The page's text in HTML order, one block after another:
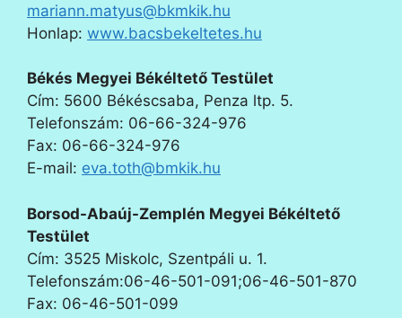
mariann.matyus@bkmkik.hu
Honlap: www.bacsbekeltetes.hu
Békés Megyei Békéltető Testület
Cím: 5600 Békéscsaba, Penza ltp. 5.
Telefonszám: 06-66-324-976
Fax: 06-66-324-976
E-mail: eva.toth@bmkik.hu
Borsod-Abaúj-Zemplén Megyei Békéltető
Testület
Cím: 3525 Miskolc, Szentpáli u. 1.
Telefonszám:06-46-501-091;06-46-501-870
Fax: 06-46-501-099